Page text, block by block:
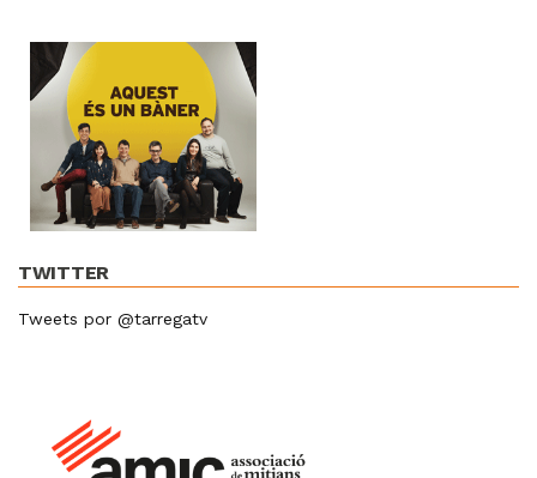
TWITTER
Tweets por @tarregatv